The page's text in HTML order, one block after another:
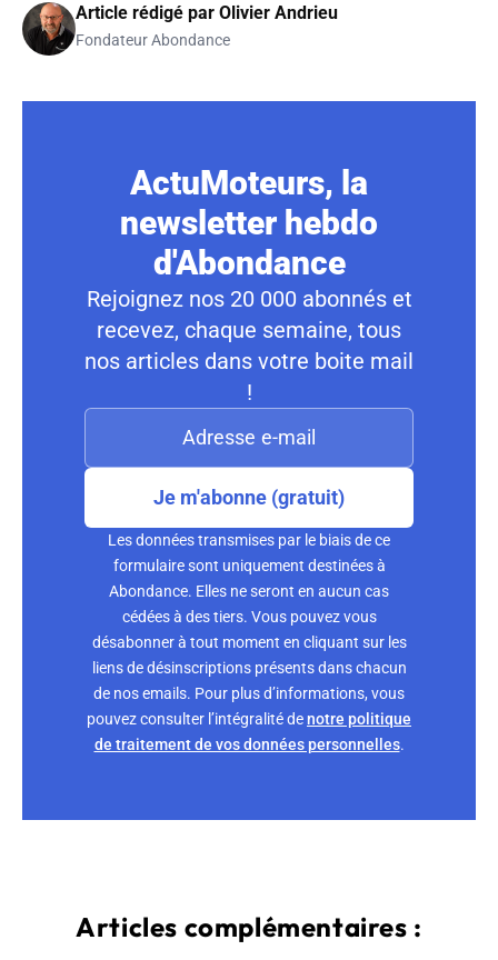
Article rédigé par Olivier Andrieu
Fondateur Abondance
ActuMoteurs, la
newsletter hebdo
d'Abondance
Rejoignez nos 20 000 abonnés et
recevez, chaque semaine, tous
nos articles dans votre boite mail
!
Je m'abonne (gratuit)
Les données transmises par le biais de ce
formulaire sont uniquement destinées à
Abondance. Elles ne seront en aucun cas
cédées à des tiers. Vous pouvez vous
désabonner à tout moment en cliquant sur les
liens de désinscriptions présents dans chacun
de nos emails. Pour plus d’informations, vous
pouvez consulter l’intégralité denotre politique
de traitement de vos données personnelles.
Articles complémentaires :